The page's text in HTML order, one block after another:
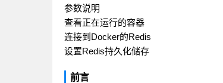
参数说明
查看正在运行的容器
连接到Docker的Redis
设置Redis持久化储存
前言